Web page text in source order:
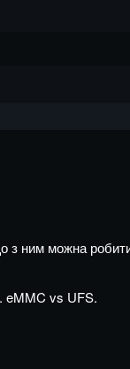
з ним можна
eMMC vs UFS.